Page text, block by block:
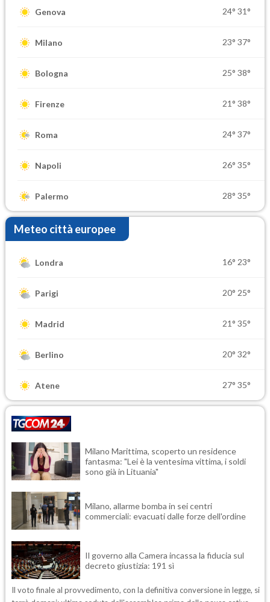
Genova 24° 31°
Milano 23° 37°
Bologna 25° 38°
Firenze 21° 38°
Roma 24° 37°
Napoli 26° 35°
Palermo 28° 35°
Meteo città europee
Londra 16° 23°
Parigi 20° 25°
Madrid 21° 35°
Berlino 20° 32°
Atene 27° 35°
Milano Marittima, scoperto un residence
fantasma: "Lei è la ventesima vittima, i soldi
sono già in Lituania"
Milano, allarme bomba in sei centri
commerciali: evacuati dalle forze dell'ordine
Il governo alla Camera incassa la fiducia sul
decreto giustizia: 191 sì
Il voto finale al provvedimento, con la definitiva conversione in legge, si